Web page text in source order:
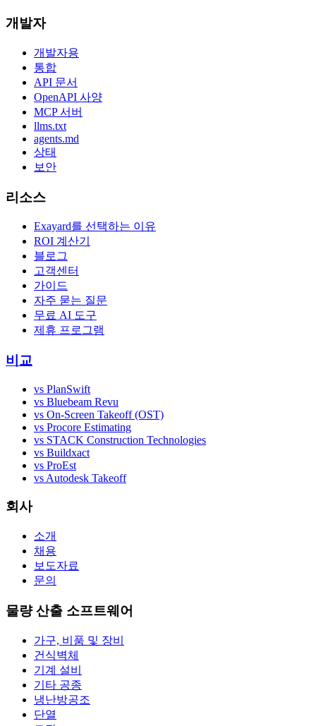
개발자
개발자용
통합
API 문서
OpenAPI 사양
MCP 서버
llms.txt
agents.md
상태
보안
리소스
Exayard를 선택하는 이유
ROI 계산기
블로그
고객센터
가이드
자주 묻는 질문
무료 AI 도구
제휴 프로그램
비교
vs PlanSwift
vs Bluebeam Revu
vs On-Screen Takeoff (OST)
vs Procore Estimating
vs STACK Construction Technologies
vs Buildxact
vs ProEst
vs Autodesk Takeoff
회사
소개
채용
보도자료
문의
물량 산출 소프트웨어
가구, 비품 및 장비
건식벽체
기계 설비
기타 공종
냉난방공조
단열